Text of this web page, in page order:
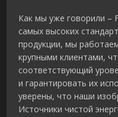
Как мы уже говорили –
самых высоких
продукции, мы
крупными клиентами,
соответствующий
и гарантировать их
уверены, что наши
Источники чистой